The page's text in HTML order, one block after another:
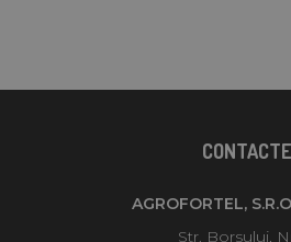
CONTACTE
AGROFORTEL,
Str. Borsului,